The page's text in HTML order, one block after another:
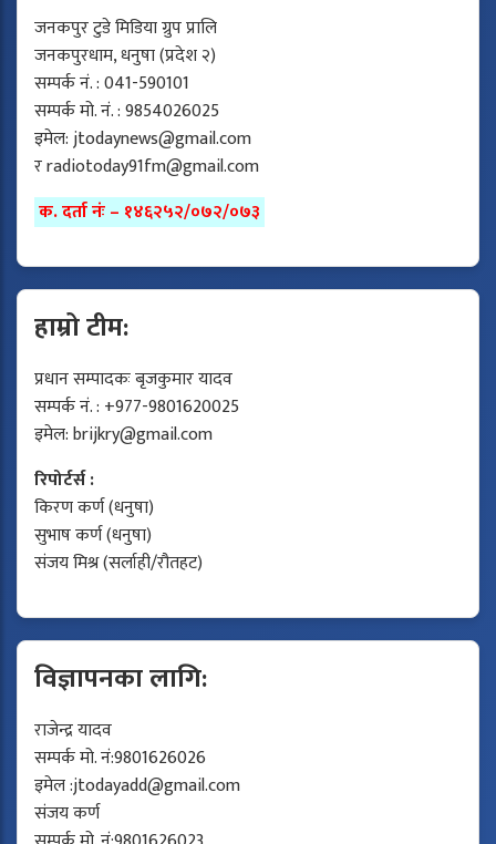
जनकपुर टुडे मिडिया ग्रुप प्रालि
जनकपुरधाम, धनुषा (प्रदेश २)
सम्पर्क नं. : 041-590101
सम्पर्क मो. नं. : 9854026025
इमेल:jtodaynews@gmail.com
रradiotoday91fm@gmail.com
क. दर्ता नंः – १४६२५२/०७२/०७३
हाम्रो टीम:
प्रधान सम्पादकः बृजकुमार यादव
सम्पर्क नं. : +977-9801620025
इमेल:brijkry@gmail.com
रिपोर्टर्स :
किरण कर्ण (धनुषा)
सुभाष कर्ण (धनुषा)
संजय मिश्र (सर्लाही/रौतहट)
विज्ञापनका लागि:
राजेन्द्र यादव
सम्पर्क मो. नं:9801626026
इमेल :jtodayadd@gmail.com
संजय कर्ण